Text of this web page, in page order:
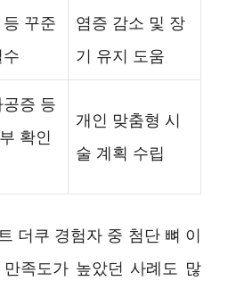
꾸준
염증 감소 및 장
기 유지 도움
증 등
확인
개인 맞춤형 시
술 계획 수립
더쿠 경험자 중 첨단 뼈 이
족도가 높았던 사례도 많